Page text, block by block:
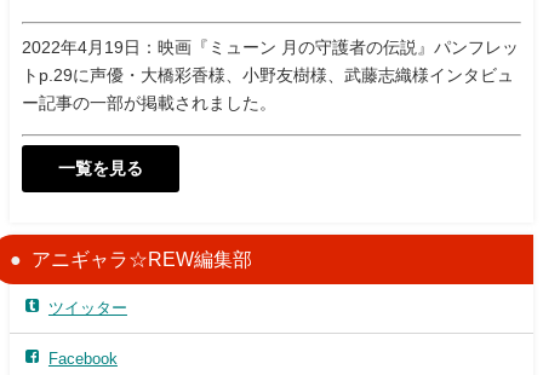
2022年4月19日：映画『ミューン 月の守護者の伝説』パンフレッ
トp.29に声優・大橋彩香様、小野友樹様、武藤志織様インタビュ
ー記事の一部が掲載されました。
一覧を見る
アニギャラ☆REW編集部
ツイッター
Facebook